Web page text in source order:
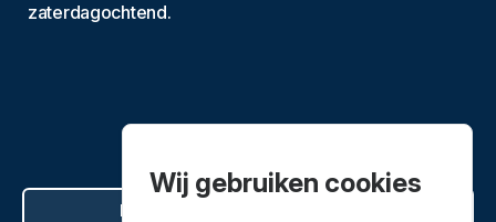
zaterdagochtend.
Hier de overeenkomst ontbinden
Wij gebruiken cookies